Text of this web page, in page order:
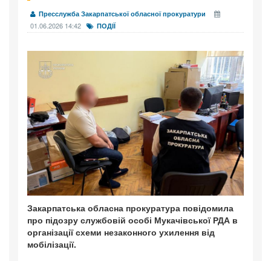
Пресслужба Закарпатської обласної прокуратури
01.06.2026 14:42 ПОДІЇ
Закарпатська обласна прокуратура повідомила
про підозру службовій особі Мукачівської РДА в
організації схеми незаконного ухилення від
мобілізації.